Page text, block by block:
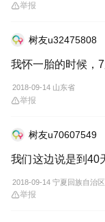
举报
树友u32475808
我怀一胎的时候，
2018-09-14 山东省
举报
树友u70607549
我们这边说是到40
2018-09-14 宁夏回族自治区
举报